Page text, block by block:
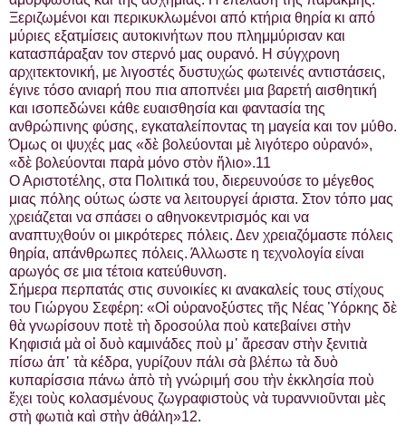
Ξεριζωμένοι και περικυκλωμένοι από κτήρια θηρία κι από
μύριες εξατμίσεις αυτοκινήτων που πλημμύρισαν και
κατασπάραξαν τον στερνό μας ουρανό. Η σύγχρονη
αρχιτεκτονική, με λιγοστές δυστυχώς φωτεινές αντιστάσεις,
έγινε τόσο ανιαρή που πια αποπνέει μια βαρετή αισθητική
και ισοπεδώνει κάθε ευαισθησία και φαντασία της
ανθρώπινης φύσης, εγκαταλείποντας τη μαγεία και τον μύθο.
Όμως οι ψυχές μας «δὲ βολεύονται μὲ λιγότερο οὐρανό»,
«δὲ βολεύονται παρὰ μόνο στὸν ἥλιο».11
Ο Αριστοτέλης, στα Πολιτικά του, διερευνούσε το μέγεθος
μιας πόλης ούτως ώστε να λειτουργεί άριστα. Στον τόπο μας
χρειάζεται να σπάσει ο αθηνοκεντρισμός και να
αναπτυχθούν οι μικρότερες πόλεις. Δεν χρειαζόμαστε πόλεις
θηρία, απάνθρωπες πόλεις. Άλλωστε η τεχνολογία είναι
αρωγός σε μια τέτοια κατεύθυνση.
Σήμερα περπατάς στις συνοικίες κι ανακαλείς τους στίχους
του Γιώργου Σεφέρη: «Οἱ οὐρανοξύστες τῆς Νέας Ὑόρκης δὲ
θὰ γνωρίσουν ποτὲ τὴ δροσούλα ποὺ κατεβαίνει στὴν
Κηφισιά μὰ οἱ δυὸ καμινάδες ποὺ μ᾿ ἄρεσαν στὴν ξενιτιὰ
πίσω ἀπ᾿ τὰ κέδρα, γυρίζουν πάλι σὰ βλέπω τὰ δυὸ
κυπαρίσσια πάνω ἀπὸ τὴ γνώριμή σου τὴν ἐκκλησία ποὺ
ἔχει τοὺς κολασμένους ζωγραφιστοὺς νὰ τυραννιοῦνται μὲς
στὴ φωτιὰ καὶ στὴν ἀθάλη»12.